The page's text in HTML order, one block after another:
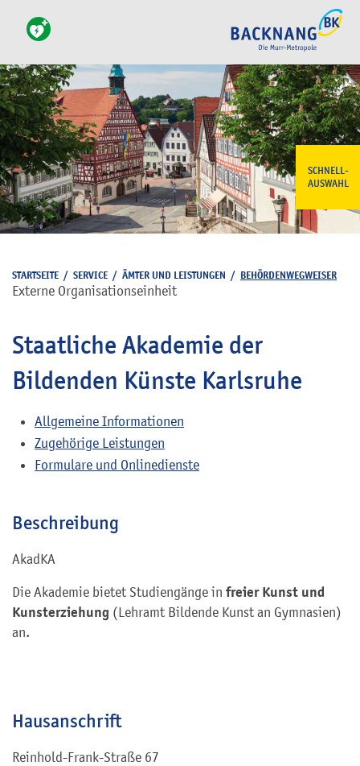
SCHNELL-
AUSWAHL
STARTSEITE / SERVICE / ÄMTER UND LEISTUNGEN / BEHÖRDENWEGWEISER
Externe Organisationseinheit
Staatliche Akademie der
Bildenden Künste Karlsruhe
Allgemeine Informationen
Zugehörige Leistungen
Formulare und Onlinedienste
Beschreibung
AkadKA
Die Akademie bietet Studiengänge in freier Kunst und
Kunsterziehung (Lehramt Bildende Kunst an Gymnasien)
an.
Hausanschrift
Reinhold-Frank-Straße 67